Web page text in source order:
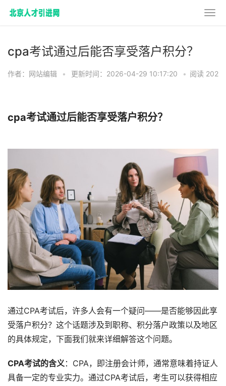
cpa考试通过后能否享受落户积分？
作者：网站编辑 • 更新时间：2026-04-29 10:17:20 • 阅读 202
cpa考试通过后能否享受落户积分？
通过CPA考试后，许多人会有一个疑问——是否能够因此享
受落户积分？这个话题涉及到职称、积分落户政策以及地区
的具体规定，下面我们就来详细解答这个问题。
CPA考试的含义 ：CPA，即注册会计师，通常意味着持证人
具备一定的专业实力。通过CPA考试后，考生可以获得相应